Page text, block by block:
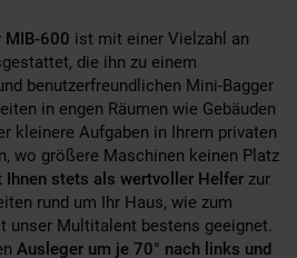
MIB-600 ist mit einer Vielzahl an
die ihn zu einem
benutzerfreundlichen Mini-Bagger
in engen Räumen wie Gebäuden
kleinere Aufgaben in Ihrem privaten
wo größere Maschinen keinen Platz
Ihnen stets als wertvoller Helfer zur
rund um Ihr Haus, wie zum
unser Multitalent bestens geeignet.
Ausleger um je 70° nach links und